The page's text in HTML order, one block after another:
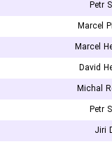
Petr
Marcel
Marcel
David
Michal
Petr
Jiri